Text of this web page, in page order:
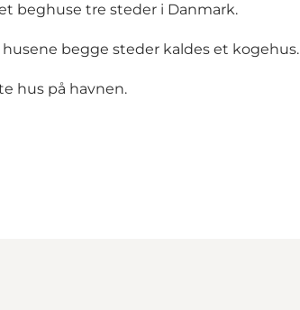
beghuse tre steder i Danmark.
begge steder kaldes et kogehus.
hus på havnen.